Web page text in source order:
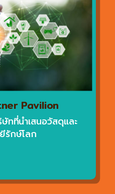
Pavilion
ทที่นำเสนอวัสดุและ
รักษ์โลก